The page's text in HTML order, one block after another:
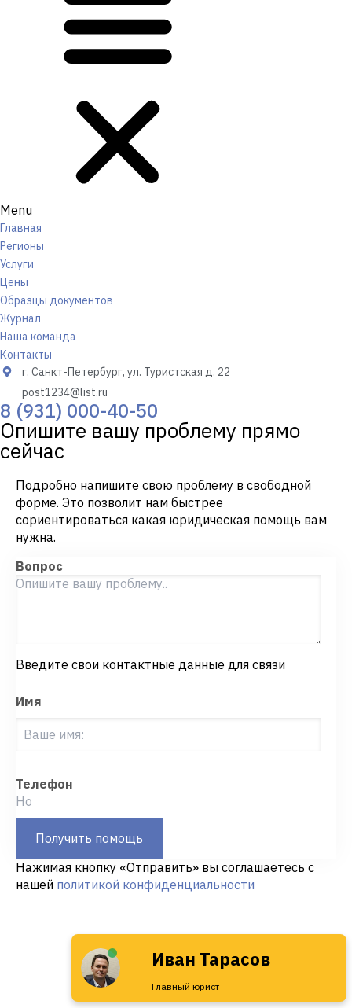
Menu
Главная
Регионы
Услуги
Цены
Образцы документов
Журнал
Наша команда
Контакты
г. Санкт-Петербург, ул. Туристская д. 22
post1234@list.ru
8 (931) 000-40-50
Опишите вашу проблему прямо
сейчас
Подробно напишите свою проблему в свободной
форме. Это позволит нам быстрее
сориентироваться какая юридическая помощь вам
нужна.
Вопрос
Введите свои контактные данные для связи
Имя
Телефон
Получить помощь
Нажимая кнопку «Отправить» вы соглашаетесь с
нашей политикой конфиденциальности
Иван Тарасов
Главный юрист